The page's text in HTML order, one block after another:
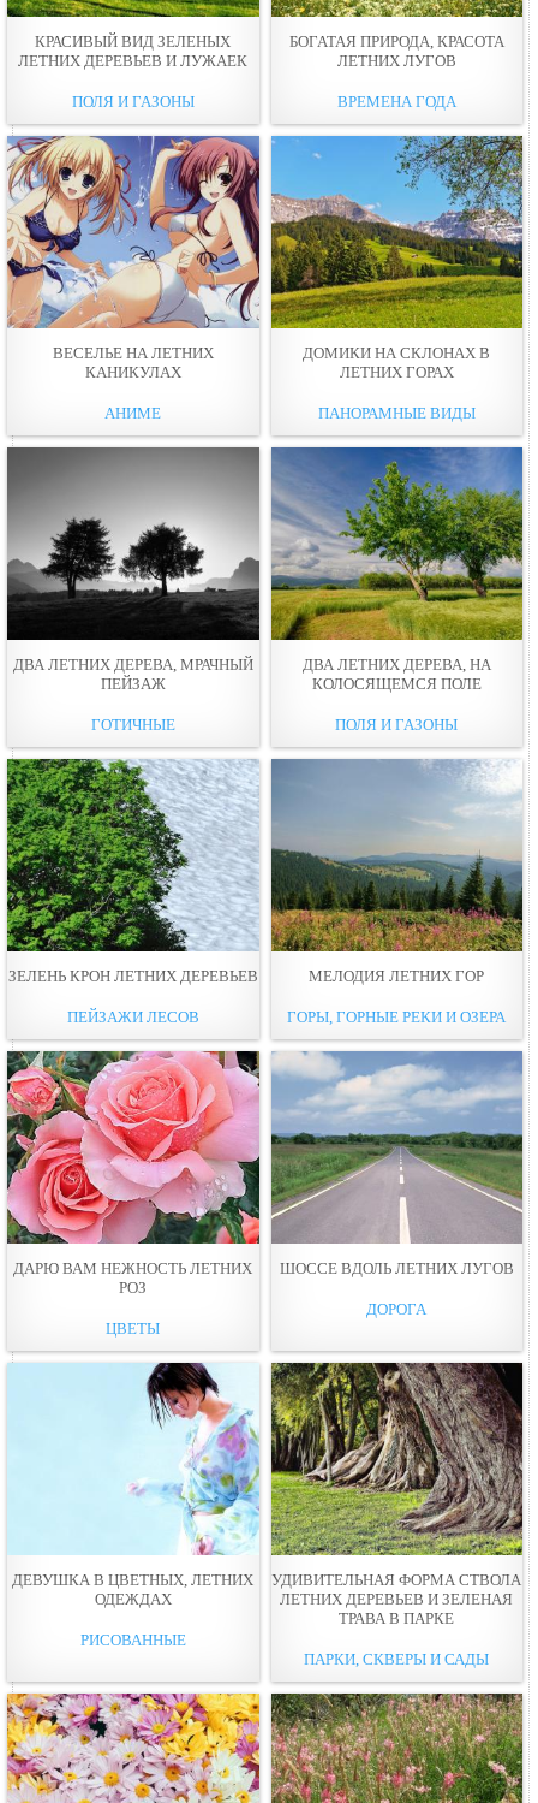
КРАСИВЫЙ ВИД ЗЕЛЕНЫХ
ЛЕТНИХ ДЕРЕВЬЕВ И ЛУЖАЕК
ПОЛЯ И ГАЗОНЫ
БОГАТАЯ ПРИРОДА, КРАСОТА
ЛЕТНИХ ЛУГОВ
ВРЕМЕНА ГОДА
ВЕСЕЛЬЕ НА ЛЕТНИХ
КАНИКУЛАХ
АНИМЕ
ДОМИКИ НА СКЛОНAХ В
ЛЕТНИХ ГОРАХ
ПАНОРАМНЫЕ ВИДЫ
ДВА ЛЕТНИХ ДЕРЕВА, МРАЧНЫЙ
ПЕЙЗАЖ
ГОТИЧНЫЕ
ДВА ЛЕТНИХ ДЕРЕВА, НА
КОЛОСЯЩЕМСЯ ПОЛЕ
ПОЛЯ И ГАЗОНЫ
ЗЕЛЕНЬ КРОН ЛЕТНИХ ДЕРЕВЬЕВ
ПЕЙЗАЖИ ЛЕСОВ
МЕЛОДИЯ ЛЕТНИХ ГОР
ГОРЫ, ГОРНЫЕ РЕКИ И ОЗЕРА
ДАРЮ ВАМ НЕЖНОСТЬ ЛЕТНИХ
РОЗ
ЦВЕТЫ
ШОССЕ ВДОЛЬ ЛЕТНИХ ЛУГОВ
ДОРОГА
ДЕВУШКА В ЦВЕТНЫХ, ЛЕТНИХ
ОДЕЖДАХ
РИСОВАННЫЕ
УДИВИТЕЛЬНАЯ ФОРМА СТВОЛА
ЛЕТНИХ ДЕРЕВЬЕВ И ЗЕЛЕНАЯ
ТРАВА В ПАРКЕ
ПАРКИ, СКВЕРЫ И САДЫ